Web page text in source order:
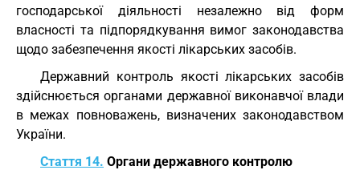
господарської діяльності незалежно від форм
власності та підпорядкування вимог законодавства
щодо забезпечення якості лікарських засобів.
Державний контроль якості лікарських засобів
здійснюється органами державної виконавчої влади
в межах повноважень, визначених законодавством
України.
Стаття 14. Органи державного контролю